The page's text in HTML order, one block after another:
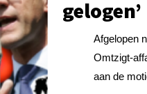
gelogen’
Afgelopen
Omtzigt-
aan de